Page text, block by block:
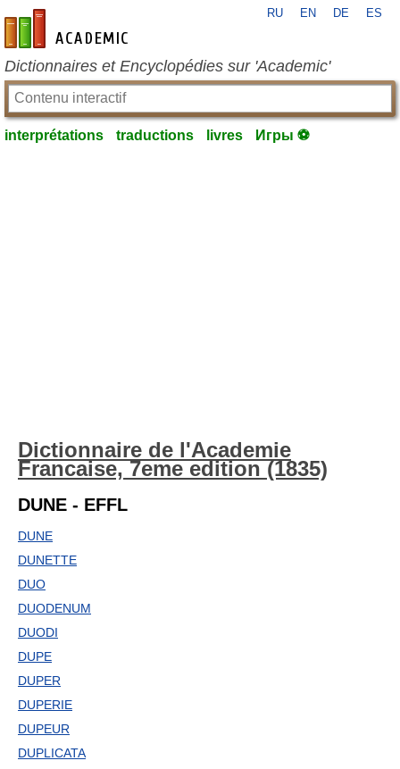
fr-academic.com
RU EN DE ES
Dictionnaires et Encyclopédies sur 'Academic'
interprétations traductions livres Игры ⚽
Dictionnaire de l'Academie
Francaise, 7eme edition (1835)
DUNE - EFFL
DUNE
DUNETTE
DUO
DUODENUM
DUODI
DUPE
DUPER
DUPERIE
DUPEUR
DUPLICATA